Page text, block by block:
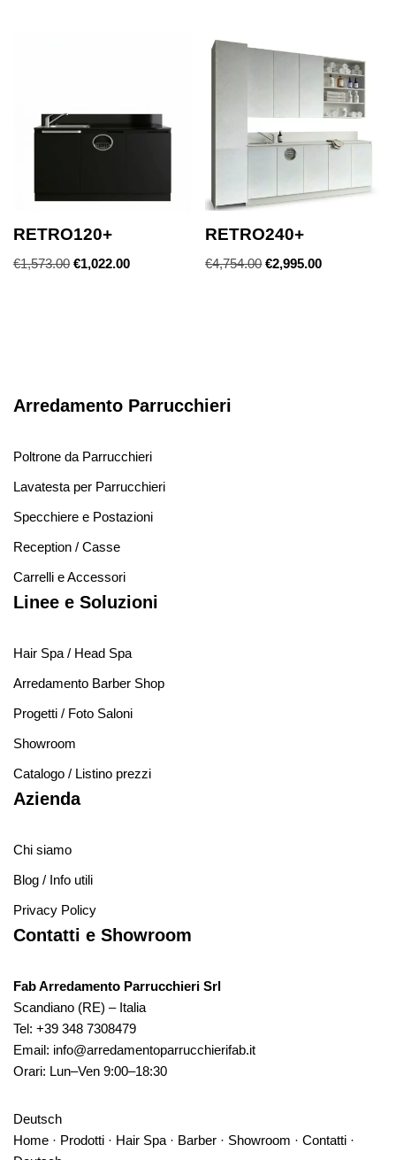
RETRO120+
€1,573.00 €1,022.00
RETRO240+
€4,754.00 €2,995.00
Arredamento Parrucchieri
Poltrone da Parrucchieri
Lavatesta per Parrucchieri
Specchiere e Postazioni
Reception / Casse
Carrelli e Accessori
Linee e Soluzioni
Hair Spa / Head Spa
Arredamento Barber Shop
Progetti / Foto Saloni
Showroom
Catalogo / Listino prezzi
Azienda
Chi siamo
Blog / Info utili
Privacy Policy
Contatti e Showroom
Fab Arredamento Parrucchieri Srl
Scandiano (RE) – Italia
Tel: +39 348 7308479
Email: info@arredamentoparrucchierifab.it
Orari: Lun–Ven 9:00–18:30
Deutsch
Home · Prodotti · Hair Spa · Barber · Showroom · Contatti ·